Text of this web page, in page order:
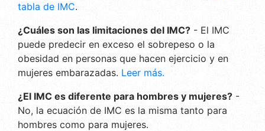
tabla de IMC.
¿Cuáles son las limitaciones del IMC? - El IMC
puede predecir en exceso el sobrepeso o la
obesidad en personas que hacen ejercicio y en
mujeres embarazadas. Leer más.
¿El IMC es diferente para hombres y mujeres? -
No, la ecuación de IMC es la misma tanto para
hombres como para mujeres.